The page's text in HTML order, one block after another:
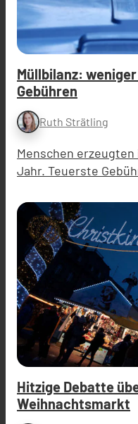
Müllbilanz:
Gebühren
Ruth Strätling
Menschen
Jahr. Teuerste
Hitzige Debatte
Weihnachtsmarkt